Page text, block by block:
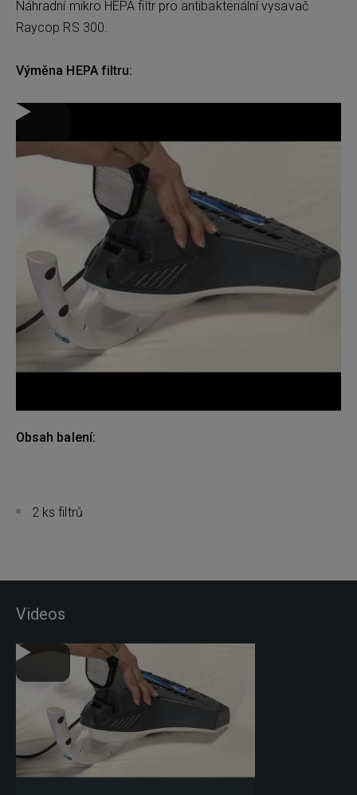
Náhradní mikro HEPA filtr pro antibakteriální vysavač
Raycop RS 300.
Výměna HEPA filtru:
Obsah balení:
2 ks filtrů
Videos